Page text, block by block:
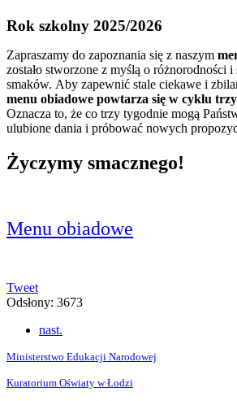
Rok szkolny 2025/2026
Zapraszamy do zapoznania się z naszym
zostało stworzone z myślą o różnorodności i
smaków. Aby zapewnić stale ciekawe i
menu obiadowe powtarza się w cyklu
Oznacza to, że co trzy tygodnie mogą
ulubione dania i próbować nowych
Życzymy smacznego!
Menu obiadowe
Tweet
Odsłony: 3673
nast.
Ministerstwo Edukacji Narodowej
Kuratorium Oświaty w Łodzi